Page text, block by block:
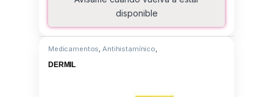
disponible
Medicamentos,Antihistamínico,
Triamcinolona/Clorferinamina
DERMIL